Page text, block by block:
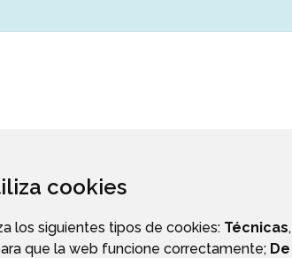
cookies
los siguientes tipos de cookies: Técnicas,
que la web funcione correctamente; De